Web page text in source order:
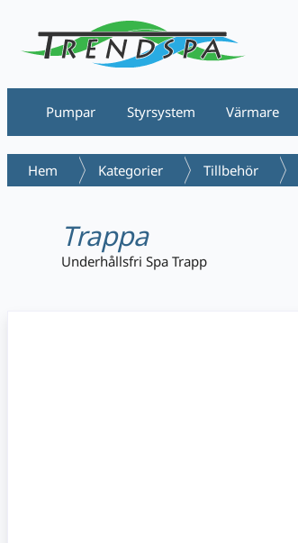
Pumpar Styrsystem Värmare
Hem Kategorier Tillbehör
Trappa
Underhållsfri Spa Trapp